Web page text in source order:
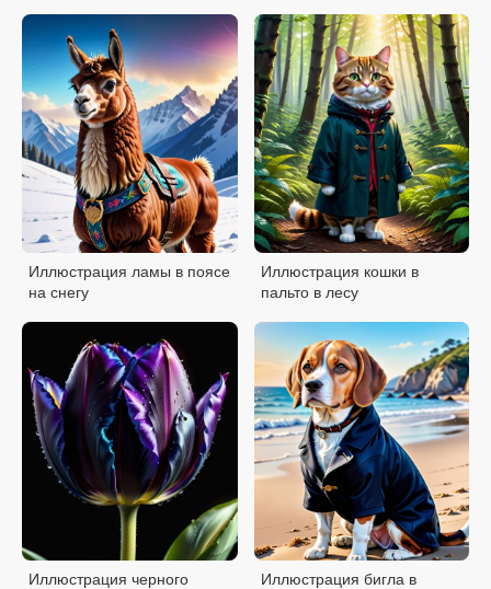
Иллюстрация ламы в поясе
на снегу
Иллюстрация кошки в
пальто в лесу
Иллюстрация черного
Иллюстрация бигла в